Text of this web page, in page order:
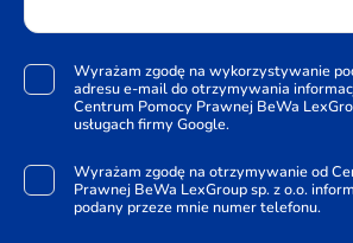
Wyrażam zgodę na wykorzystywanie
adresu e-mail do otrzymywania
Centrum Pomocy Prawnej BeWa
usługach firmy Google.
Wyrażam zgodę na otrzymywanie od
Prawnej BeWa LexGroup sp. z o.o.
podany przeze mnie numer telefonu.